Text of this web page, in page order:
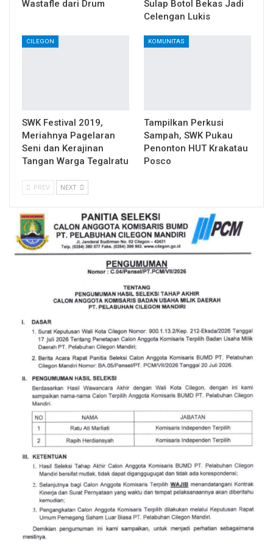
Wastafle dari Drum
Sulap Botol Bekas Jadi
Celengan Lukis
CILEGON
SWK Festival 2019,
Meriahnya Pagelaran
Seni dan Kerajinan
Tangan Warga Tegalratu
KOMUNITAS
Tampilkan Perkusi
Sampah, SWK Pukau
Penonton HUT Krakatau
Posco
PREV NEXT